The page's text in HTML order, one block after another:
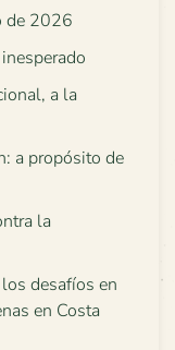
de 2026
a la
a propósito de
la
desafíos en
en Costa